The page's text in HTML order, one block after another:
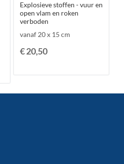
Explosieve stoffen - vuur en
open vlam en roken
verboden
vanaf 20 x 15 cm
€ 20,50